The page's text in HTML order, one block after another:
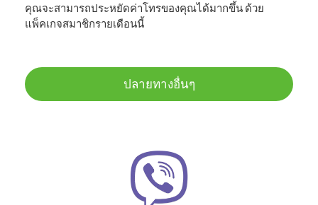
คุณจะสามารถประหยัดค่าโทรของคุณได้มากขึ้น ด้วย
แพ็คเกจสมาชิกรายเดือนนี้
ปลายทางอื่นๆ